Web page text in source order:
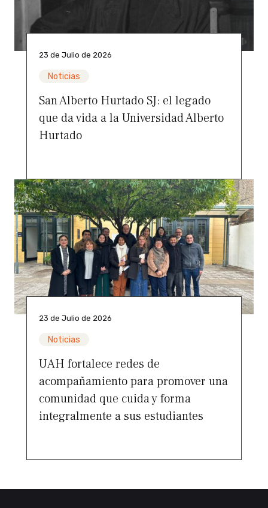
23 de Julio de 2026
Noticias
San Alberto Hurtado SJ: el legado
que da vida a la Universidad Alberto
Hurtado
23 de Julio de 2026
Noticias
UAH fortalece redes de
acompañamiento para promover una
comunidad que cuida y forma
integralmente a sus estudiantes